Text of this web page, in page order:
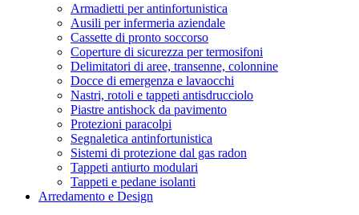
Armadietti per antinfortunistica
Ausili per infermeria aziendale
Cassette di pronto soccorso
Coperture di sicurezza per termosifoni
Delimitatori di aree, transenne, colonnine
Docce di emergenza e lavaocchi
Nastri, rotoli e tappeti antisdrucciolo
Piastre antishock da pavimento
Protezioni paracolpi
Segnaletica antinfortunistica
Sistemi di protezione dal gas radon
Tappeti antiurto modulari
Tappeti e pedane isolanti
Arredamento e Design